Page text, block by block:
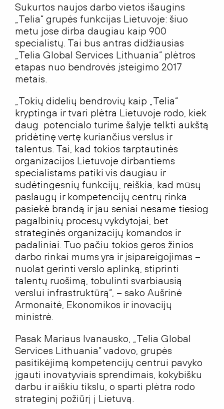
Sukurtos naujos darbo vietos išaugins
„Telia“ grupės funkcijas Lietuvoje: šiuo
metu jose dirba daugiau kaip 900
specialistų. Tai bus antras didžiausias
„Telia Global Services Lithuania“ plėtros
etapas nuo bendrovės įsteigimo 2017
metais.
„Tokių didelių bendrovių kaip „Telia“
kryptinga ir tvari plėtra Lietuvoje rodo, kiek
daug potencialo turime šalyje telkti aukštą
pridėtinę vertę kuriančius verslus ir
talentus. Tai, kad tokios tarptautinės
organizacijos Lietuvoje dirbantiems
specialistams patiki vis daugiau ir
sudėtingesnių funkcijų, reiškia, kad mūsų
paslaugų ir kompetencijų centrų rinka
pasiekė brandą ir jau seniai nesame tiesiog
pagalbinių procesų vykdytojai, bet
strateginės organizacijų komandos ir
padaliniai. Tuo pačiu tokios geros žinios
darbo rinkai mums yra ir įsipareigojimas –
nuolat gerinti verslo aplinką, stiprinti
talentų ruošimą, tobulinti svarbiausią
verslui infrastruktūrą“, – sako Aušrinė
Armonaitė, Ekonomikos ir inovacijų
ministrė.
Pasak Mariaus Ivanausko, „Telia Global
Services Lithuania“ vadovo, grupės
pasitikėjimą kompetencijų centrui pavyko
įgauti inovatyviais sprendimais, kokybišku
darbu ir aiškiu tikslu, o sparti plėtra rodo
strateginį požiūrį į Lietuvą.